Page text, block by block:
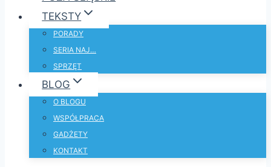
TEKSTY
PORADY
SERIA NAJ…
SPRZĘT
BLOG
O BLOGU
WSPÓŁPRACA
GADŻETY
KONTAKT